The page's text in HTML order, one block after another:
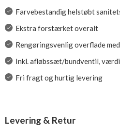
Farvebestandig helstøbt
Ekstra forstærket overalt
Rengøringsvenlig overflade
Inkl. afløbssæt/bundventil,
Fri fragt og hurtig levering
Levering & Retur